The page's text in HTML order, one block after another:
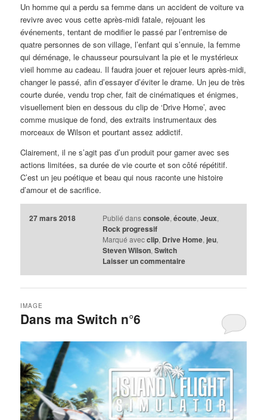
Un homme qui a perdu sa femme dans un accident de voiture va
revivre avec vous cette après-midi fatale, rejouant les
événements, tentant de modifier le passé par l’entremise de
quatre personnes de son village, l’enfant qui s’ennuie, la femme
qui déménage, le chausseur poursuivant la pie et le mystérieux
vieil homme au cadeau. Il faudra jouer et rejouer leurs après-midi,
changer le passé, afin d’essayer d’éviter le drame. Un jeu de très
courte durée, vendu trop cher, fait de cinématiques et énigmes,
visuellement bien en dessous du clip de ‘Drive Home’, avec
comme musique de fond, des extraits instrumentaux des
morceaux de Wilson et pourtant assez addictif.
Clairement, il ne s’agit pas d’un produit pour gamer avec ses
actions limitées, sa durée de vie courte et son côté répétitif.
C’est un jeu poétique et beau qui nous raconte une histoire
d’amour et de sacrifice.
27 mars 2018 Publié dans console, écoute, Jeux,
Rock progressif
Marqué avec clip, Drive Home, jeu,
Steven Wilson, Switch
Laisser un commentaire
Dans ma Switch n°6
IMAGE